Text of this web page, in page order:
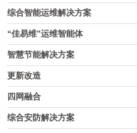
综合智能运维解决方案
“佳易维”运维智能体
智慧节能解决方案
更新改造
四网融合
综合安防解决方案